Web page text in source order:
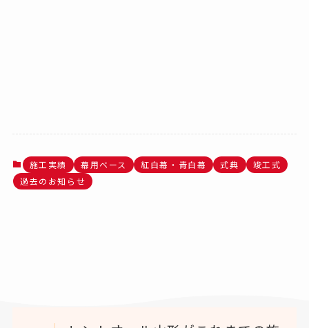
施工実績 幕用ベース 紅白幕・青白幕 式典
竣工式
過去のお知らせ